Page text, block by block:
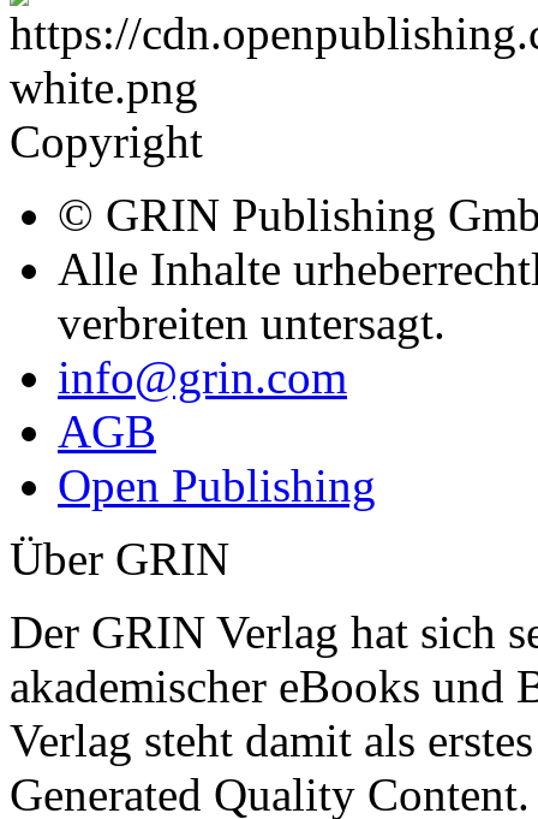
Copyright
© GRIN Publishing
Alle Inhalte
verbreiten untersagt.
info@grin.com
AGB
Open Publishing
Über GRIN
Der GRIN Verlag hat sich
akademischer eBooks und
Verlag steht damit als
Generated Quality